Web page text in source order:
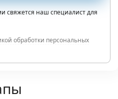
свяжется наш специалист для
обработки персональных